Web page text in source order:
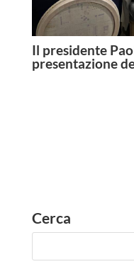
Il presidente
presentazione
Cerca